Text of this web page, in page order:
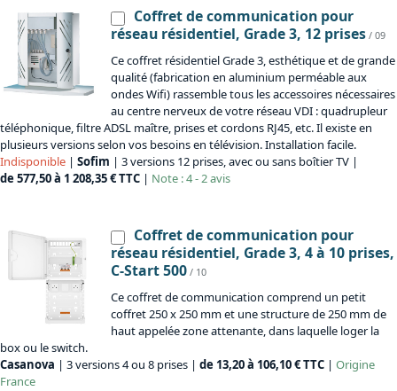
Coffret de communication pour
réseau résidentiel, Grade 3, 12 prises / 09
Ce coffret résidentiel Grade 3, esthétique et de grande
qualité (fabrication en aluminium perméable aux
ondes Wifi) rassemble tous les accessoires nécessaires
au centre nerveux de votre réseau VDI : quadrupleur
téléphonique, filtre ADSL maître, prises et cordons RJ45, etc. Il existe en
plusieurs versions selon vos besoins en télévision. Installation facile.
Indisponible | Sofim | 3 versions 12 prises, avec ou sans boîtier TV |
de 577,50 à 1 208,35 € TTC | Note : 4 - 2 avis
Coffret de communication pour
réseau résidentiel, Grade 3, 4 à 10 prises,
C-Start 500 / 10
Ce coffret de communication comprend un petit
coffret 250 x 250 mm et une structure de 250 mm de
haut appelée zone attenante, dans laquelle loger la
box ou le switch.
Casanova | 3 versions 4 ou 8 prises | de 13,20 à 106,10 € TTC | Origine
France